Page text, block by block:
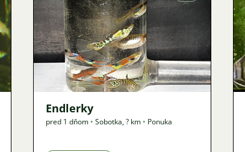
Obrázok
58
Endlerky
pred 1 dňom • Sobotka,? km • Ponuka